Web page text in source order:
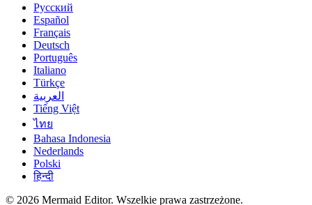
Русский
Español
Français
Deutsch
Português
Italiano
Türkçe
العربية
Tiếng Việt
ไทย
Bahasa Indonesia
Nederlands
Polski
हिन्दी
© 2026 Mermaid Editor. Wszelkie prawa zastrzeżone.